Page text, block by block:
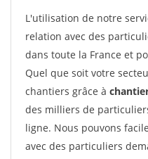
L'utilisation de notre
relation avec des
dans toute la France et
Quel que soit votre
chantiers grâce à
des milliers de
ligne. Nous pouvons
avec des particuliers